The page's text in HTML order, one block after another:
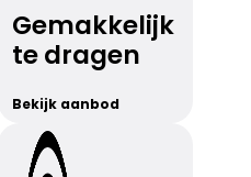
Gemakkelijk
te dragen
Bekijk aanbod